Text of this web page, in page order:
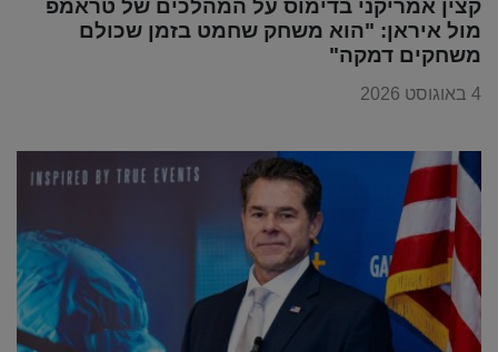
קצין אמריקני בדימוס על המהלכים של טראמפ
מול איראן: "הוא משחק שחמט בזמן שכולם
משחקים דמקה"
4 באוגוסט 2026